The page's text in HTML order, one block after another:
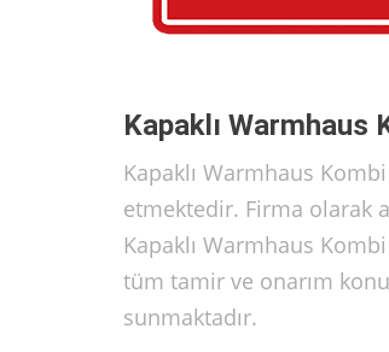
Kapaklı Warmhaus
Kapaklı Warmhaus
etmektedir. Firma olarak
Kapaklı Warmhaus
tüm tamir ve onarım
sunmaktadır.